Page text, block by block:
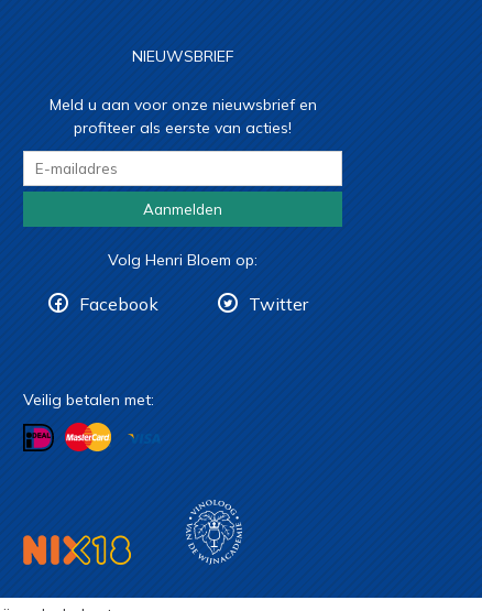
NIEUWSBRIEF
Meld u aan voor onze nieuwsbrief en
profiteer als eerste van acties!
Aanmelden
Volg Henri Bloem op:
Facebook Twitter
Veilig betalen met: